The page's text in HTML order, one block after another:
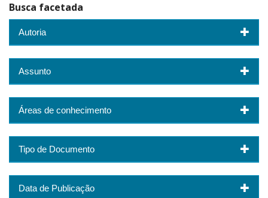
Busca facetada
Autoria
Assunto
Áreas de conhecimento
Tipo de Documento
Data de Publicação